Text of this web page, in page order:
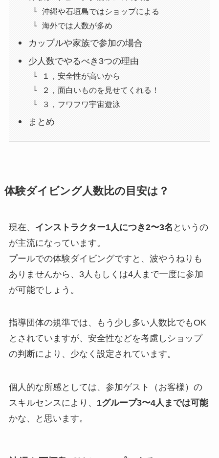
沖縄や石垣島ではショップによる
海外では人数が多め
カップルや家族で参加の場合
少人数でやるべき3つの理由
１，安全性が高いから
２，面白いものを見せてくれる！
３，フワフワ宇宙遊泳
まとめ
体験ダイビング人数比の目安は？
現在、 インストラクター1人につき2〜3名 というの
が主流になっています。
プールでの体験ダイビングですと、波やうねりも
ありませんから、3人もしくは4人まで一度に参加
が可能でしょう。
指導団体の規準では、もう少し多い人数比でもOK
とされていますが、安全性などを考慮しショップ
の判断により、少なく設定されています。
個人的な所感としては、参加ゲスト（お客様）の
スキルセンスにより、 1グループ3〜4人までは可能
かな、と思います。